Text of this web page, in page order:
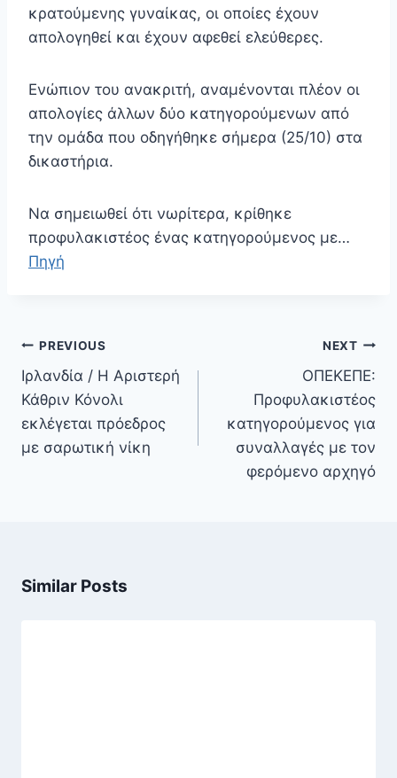
κρατούμενης γυναίκας, οι οποίες έχουν
απολογηθεί και έχουν αφεθεί ελεύθερες.
Ενώπιον του ανακριτή, αναμένονται πλέον οι
απολογίες άλλων δύο κατηγορούμενων από
την ομάδα που οδηγήθηκε σήμερα (25/10) στα
δικαστήρια.
Να σημειωθεί ότι νωρίτερα, κρίθηκε
προφυλακιστέος ένας κατηγορούμενος με…
Πηγή
Πλοήγηση
άρθρων
PREVIOUS
Ιρλανδία / Η Αριστερή
Κάθριν Κόνολι
εκλέγεται πρόεδρος
με σαρωτική νίκη
NEXT
ΟΠΕΚΕΠΕ:
Προφυλακιστέος
κατηγορούμενος για
συναλλαγές με τον
φερόμενο αρχηγό
Similar Posts